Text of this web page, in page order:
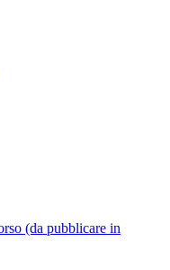
(da pubblicare in